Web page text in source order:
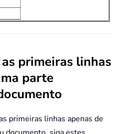
primeiras linhas
parte
primeiras linhas apenas de